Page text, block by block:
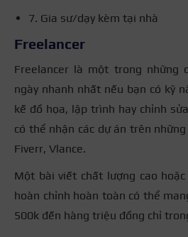
7. Gia sư/dạy kèm tại nhà
Freelancer
Freelancer là một trong những
ngày nhanh nhất nếu bạn có kỹ
kế đồ họa, lập trình hay chỉnh
có thể nhận các dự án trên
Fiverr, Vlance.
Một bài viết chất lượng cao
hoàn chỉnh hoàn toàn có thể
500k đến hàng triệu đồng chỉ